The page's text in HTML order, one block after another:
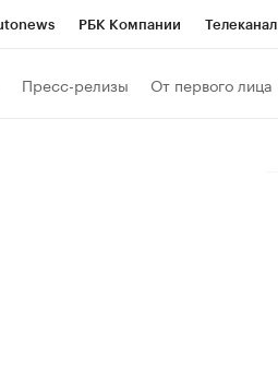
РБК Компании Телеканал
Пресс-релизы От первого лица